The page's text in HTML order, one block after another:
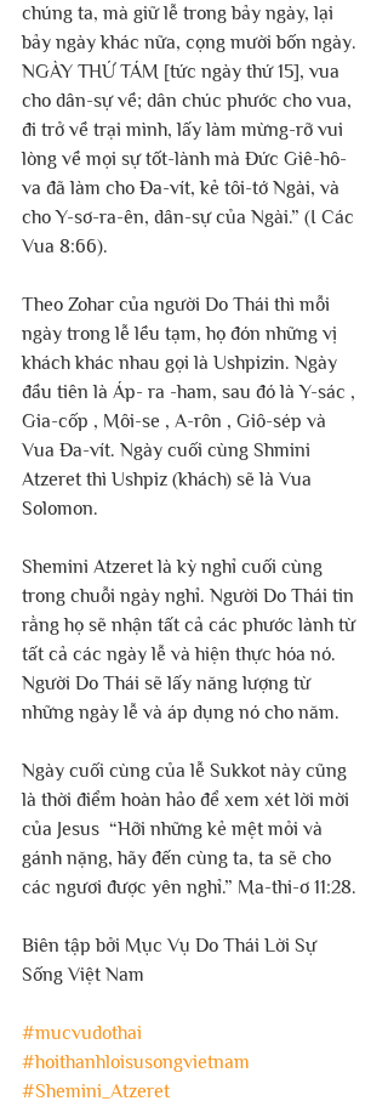
chúng ta, mà giữ lễ trong bảy ngày, lại
bảy ngày khác nữa, cọng mười bốn ngày.
NGÀY THỨ TÁM [tức ngày thứ 15], vua
cho dân-sự về; dân chúc phước cho vua,
đi trở về trại mình, lấy làm mừng-rỡ vui
lòng về mọi sự tốt-lành mà Đức Giê-hô-
va đã làm cho Đa-vít, kẻ tôi-tớ Ngài, và
cho Y-sơ-ra-ên, dân-sự của Ngài.” (I Các
Vua 8:66).
Theo Zohar của người Do Thái thì mỗi
ngày trong lễ lều tạm, họ đón những vị
khách khác nhau gọi là Ushpizin. Ngày
đầu tiên là Áp- ra -ham, sau đó là Y-sác ,
Gia-cốp , Môi-se , A-rôn , Giô-sép và
Vua Đa-vít. Ngày cuối cùng Shmini
Atzeret thì Ushpiz (khách) sẽ là Vua
Solomon.
Shemini Atzeret là kỳ nghỉ cuối cùng
trong chuỗi ngày nghỉ. Người Do Thái tin
rằng họ sẽ nhận tất cả các phước lành từ
tất cả các ngày lễ và hiện thực hóa nó.
Người Do Thái sẽ lấy năng lượng từ
những ngày lễ và áp dụng nó cho năm.
Ngày cuối cùng của lễ Sukkot này cũng
là thời điểm hoàn hảo để xem xét lời mời
của Jesus  “Hỡi những kẻ mệt mỏi và
gánh nặng, hãy đến cùng ta, ta sẽ cho
các ngươi được yên nghỉ.” Ma-thi-ơ 11:28.
Biên tập bởi Mục Vụ Do Thái Lời Sự
Sống Việt Nam
#mucvudothai
#hoithanhloisusongvietnam
#Shemini_Atzeret